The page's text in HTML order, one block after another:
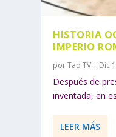
HISTORIA
IMPERIO
porTao TV | Dic
Después de
inventada, en
LEER MÁS